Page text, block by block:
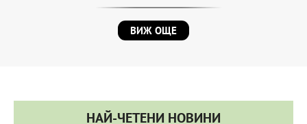
ВИЖ ОЩЕ
НАЙ-ЧЕТЕНИ НОВИНИ